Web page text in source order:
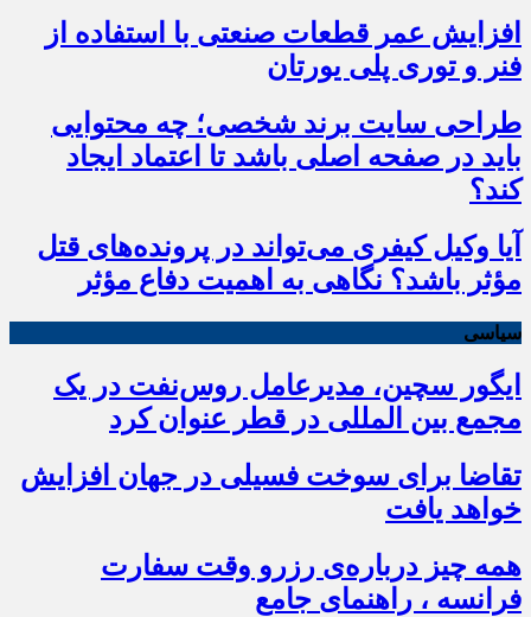
افزایش عمر قطعات صنعتی با استفاده از
فنر و توری پلی یورتان
طراحی سایت برند شخصی؛ چه محتوایی
باید در صفحه اصلی باشد تا اعتماد ایجاد
کند؟
آیا وکیل کیفری می‌تواند در پرونده‌های قتل
مؤثر باشد؟ نگاهی به اهمیت دفاع مؤثر
سیاسی
ایگور سچین، مدیرعامل روس‌نفت در یک
مجمع بین المللی در قطر عنوان کرد
تقاضا برای سوخت فسیلی در جهان افزایش
خواهد یافت
همه چیز درباره‌ی رزرو وقت سفارت
فرانسه ، راهنمای جامع